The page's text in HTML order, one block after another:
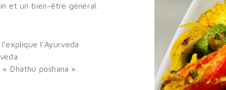
et un bien-être général.
l’Ayurveda
Dhathu poshana ».